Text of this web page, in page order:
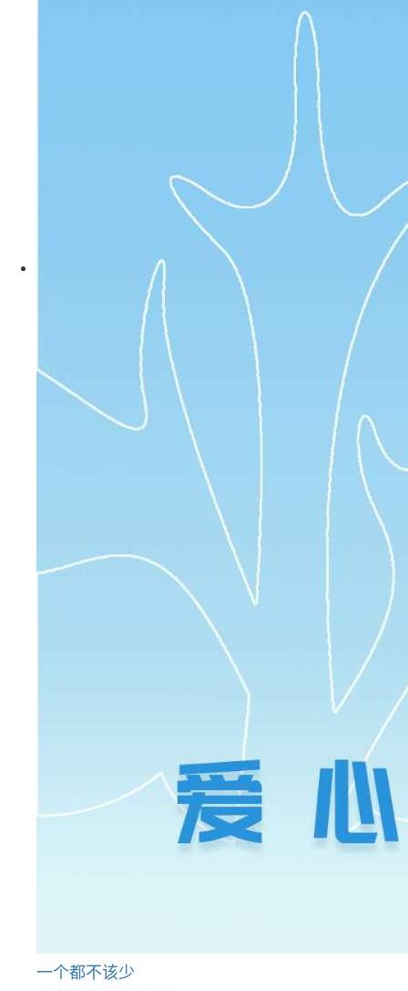
一个都不该少